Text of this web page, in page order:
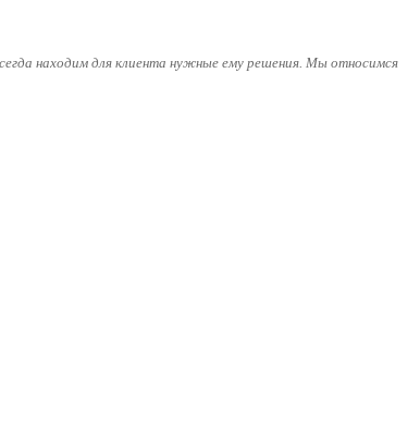
находим для клиента нужные ему решения. Мы относимся